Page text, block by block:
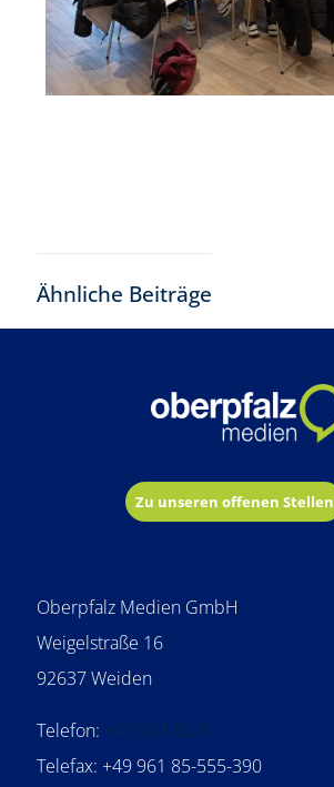
Ähnliche Beiträge
Zu unseren offenen Stellen
Oberpfalz Medien GmbH
Weigelstraße 16
92637 Weiden
Telefon:
+49 961 85-0
Telefax: +49 961 85-555-390